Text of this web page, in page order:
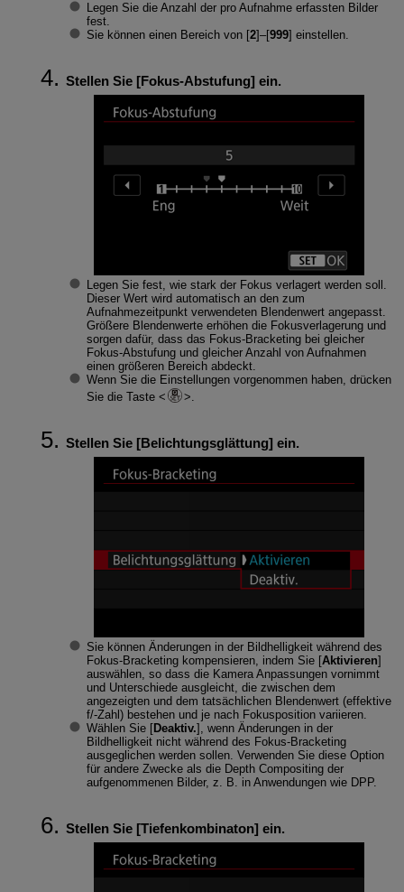
Legen Sie die Anzahl der pro Aufnahme erfassten Bilder
fest.
Sie können einen Bereich von [2]–[999] einstellen.
Stellen Sie [Fokus-Abstufung] ein.
Legen Sie fest, wie stark der Fokus verlagert werden soll.
Dieser Wert wird automatisch an den zum
Aufnahmezeitpunkt verwendeten Blendenwert angepasst.
Größere Blendenwerte erhöhen die Fokusverlagerung und
sorgen dafür, dass das Fokus-Bracketing bei gleicher
Fokus-Abstufung und gleicher Anzahl von Aufnahmen
einen größeren Bereich abdeckt.
Wenn Sie die Einstellungen vorgenommen haben, drücken
Sie die Taste
.
Stellen Sie [Belichtungsglättung] ein.
Sie können Änderungen in der Bildhelligkeit während des
Fokus-Bracketing kompensieren, indem Sie [Aktivieren]
auswählen, so dass die Kamera Anpassungen vornimmt
und Unterschiede ausgleicht, die zwischen dem
angezeigten und dem tatsächlichen Blendenwert (effektive
f/-Zahl) bestehen und je nach Fokusposition variieren.
Wählen Sie [Deaktiv.], wenn Änderungen in der
Bildhelligkeit nicht während des Fokus-Bracketing
ausgeglichen werden sollen. Verwenden Sie diese Option
für andere Zwecke als die Depth Compositing der
aufgenommenen Bilder, z. B. in Anwendungen wie DPP.
Stellen Sie [Tiefenkombinaton] ein.